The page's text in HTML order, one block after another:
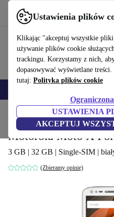
Ustawienia plików
Klikając "akceptuj wszystkie pliki
używanie plików cookie
trackingu. Korzystamy z nich,
dopasowywać wyświetlane
tutaj: Polityka plików cookie
USTAWIENIA
AKCEPTUJ
Korzystaj z refurbed szybko i łatwo
Produkty Telefony i
Motorola Moto X
3 GB | 32 GB | Single-SIM |
(Zbieramy opinie)